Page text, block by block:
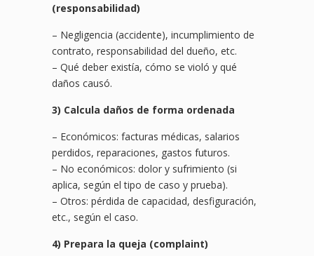
(responsabilidad)
– Negligencia (accidente), incumplimiento de
contrato, responsabilidad del dueño, etc.
– Qué deber existía, cómo se violó y qué
daños causó.
3) Calcula daños de forma ordenada
– Económicos: facturas médicas, salarios
perdidos, reparaciones, gastos futuros.
– No económicos: dolor y sufrimiento (si
aplica, según el tipo de caso y prueba).
– Otros: pérdida de capacidad, desfiguración,
etc., según el caso.
4) Prepara la queja (complaint)